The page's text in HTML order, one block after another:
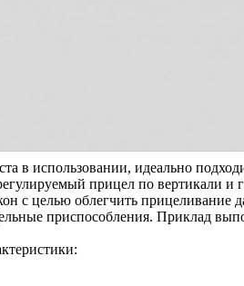
в использовании, идеально
прицел по вертикали и
с целью облегчить
приспособления. Приклад